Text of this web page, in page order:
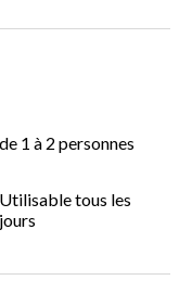
de 1 à 2 personnes
Utilisable tous les
jours